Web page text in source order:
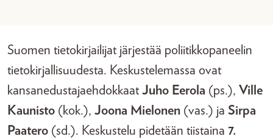
Suomen tietokirjailijat järjestää poliitikkopaneelin
tietokirjallisuudesta. Keskustelemassa ovat
kansanedustajaehdokkaatJuho Eerola (ps.), Ville
Kaunisto (kok.), Joona Mielonen (vas.) ja Sirpa
Paatero (sd.). Keskustelu pidetään tiistaina 7.